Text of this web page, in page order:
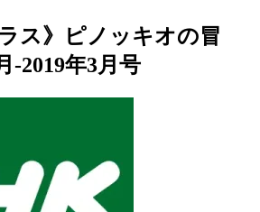
ス》ピノッキオの冒
-2019年3月号